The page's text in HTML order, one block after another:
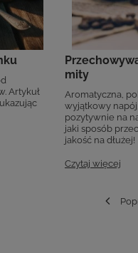
Artykuł
mity
Aromatyczna,
wyjątkowy
pozytywnie na
jaki sposób
jakość na dłużej!
Czytaj więcej